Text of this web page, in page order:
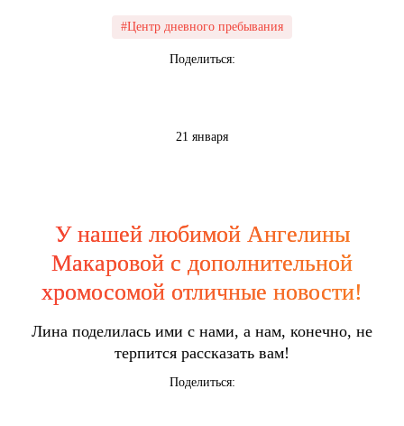
#Центр дневного пребывания
Поделиться:
21 января
У нашей любимой Ангелины
Макаровой с дополнительной
хромосомой отличные новости!
Лина поделилась ими с нами, а нам, конечно, не
терпится рассказать вам!
Поделиться: